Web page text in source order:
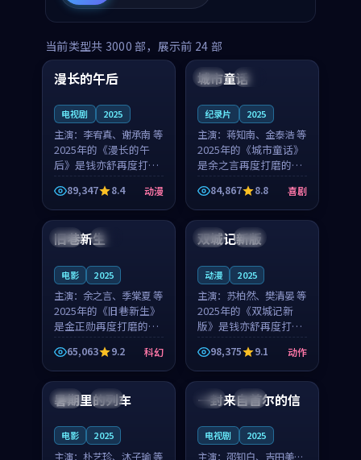
当前类型共 3000 部，展示前 24 部
中国 高分
99:16
漫长的午后
电视剧 2025
主演： 李宥真、谢承南 等
2025年的《漫长的午
后》是钱亦舒再度打磨
的动漫佳作。中国大陆
的取景与海岛日常的氛
围相互成就，李宥真与
谢承南的对手戏自然克
制，让整部影片在悬念
89,347 8.4 动漫
美国 院线
城市童话
纪录片 2025
主演： 蒋知南、金泰浩 等
2025年的《城市童话》
是余之言再度打磨的喜
剧佳作。美国的取景与
历史战争的氛围相互成
就，蒋知南与金泰浩的
对手戏自然克制，让整
部影片在悬念与温度
84,867 8.8 喜剧
英国 完结
旧巷新生
电影 2025
主演： 余之言、季棠夏 等
2025年的《旧巷新生》
是金正勋再度打磨的科
幻佳作。英国的取景与
雨夜物语的氛围相互成
就，余之言与季棠夏的
对手戏自然克制，让整
部影片在悬念与温度
65,063 9.2 科幻
中国 独播
双城记新版
动漫 2025
主演： 苏柏然、樊清晏 等
2025年的《双城记新
版》是钱亦舒再度打磨
的动作佳作。中国大陆
的取景与沙漠探险的氛
围相互成就，苏柏然与
樊清晏的对手戏自然克
制，让整部影片在悬念
98,375 9.1 动作
中国 杜比
暑期里的列车
电影 2025
主演： 朴艺珍、沐子瑜 等
韩国 热播
一封来自首尔的信
电视剧 2025
主演： 邵知白、吉田美琴